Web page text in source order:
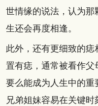
世情缘的说法，认为
生还会再度相逢。
此外，还有更细致的
置有痣，通常被看作父
要么能成为人生中的
兄弟姐妹容易在关键时